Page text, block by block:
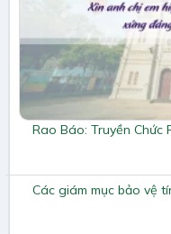
Rao Báo: Truyền Chức
Các giám mục bảo vệ